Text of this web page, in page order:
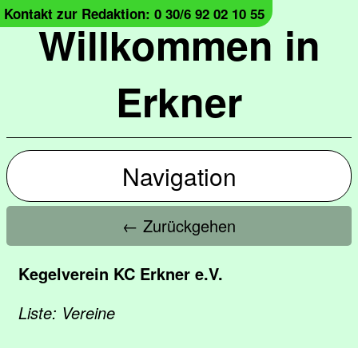
Willkommen in
Erkner
Kontakt zur Redaktion: 0 30/6 92 02 10 55
Navigation
← Zurückgehen
Kegelverein KC Erkner e.V.
Liste: Vereine